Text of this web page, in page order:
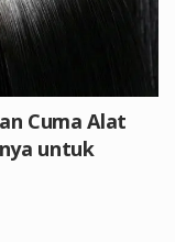
Cuma Alat
untuk